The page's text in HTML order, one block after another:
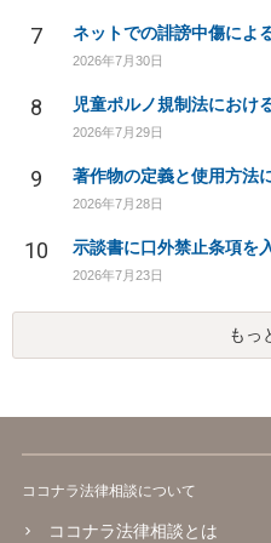
7
2026年7月30日
8 児童ポルノ規制法におけ
2026年7月29日
9 著作物の定義と使用方法
2026年7月28日
10 示談書に口外禁止条項を
2026年7月23日
もっ
ココナラ法律相談について
ココナラ法律相談とは